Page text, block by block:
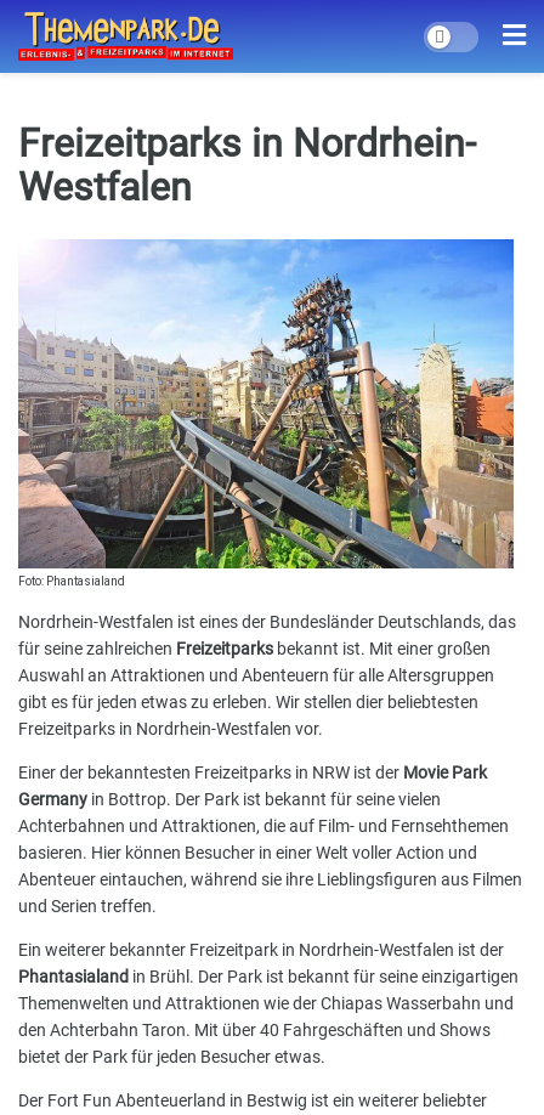
Freizeitparks in Nordrhein-
Westfalen
Foto: Phantasialand
Nordrhein-Westfalen ist eines der Bundesländer Deutschlands, das
für seine zahlreichen Freizeitparks bekannt ist. Mit einer großen
Auswahl an Attraktionen und Abenteuern für alle Altersgruppen
gibt es für jeden etwas zu erleben. Wir stellen dier beliebtesten
Freizeitparks in Nordrhein-Westfalen vor.
Einer der bekanntesten Freizeitparks in NRW ist der Movie Park
Germany in Bottrop. Der Park ist bekannt für seine vielen
Achterbahnen und Attraktionen, die auf Film- und Fernsehthemen
basieren. Hier können Besucher in einer Welt voller Action und
Abenteuer eintauchen, während sie ihre Lieblingsfiguren aus Filmen
und Serien treffen.
Ein weiterer bekannter Freizeitpark in Nordrhein-Westfalen ist der
Phantasialand in Brühl. Der Park ist bekannt für seine einzigartigen
Themenwelten und Attraktionen wie der Chiapas Wasserbahn und
den Achterbahn Taron. Mit über 40 Fahrgeschäften und Shows
bietet der Park für jeden Besucher etwas.
Der Fort Fun Abenteuerland in Bestwig ist ein weiterer beliebter